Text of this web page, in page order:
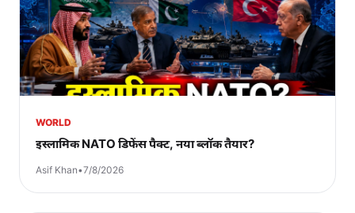
WORLD
इस्लामिक NATO डिफेंस पैक्ट, नया ब्लॉक तैयार?
Asif Khan•7/8/2026